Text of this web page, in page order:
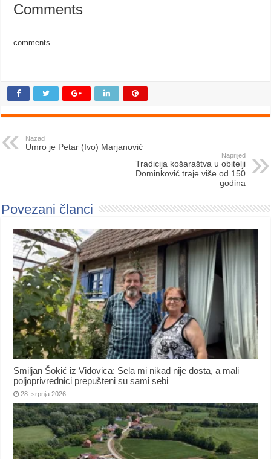
Comments
comments
Nazad
Umro je Petar (Ivo) Marjanović
Naprijed
Tradicija košaraštva u obitelji
Dominković traje više od 150
godina
Povezani članci
Smiljan Šokić iz Vidovica: Sela mi nikad nije dosta, a mali
poljoprivrednici prepušteni su sami sebi
28. srpnja 2026.